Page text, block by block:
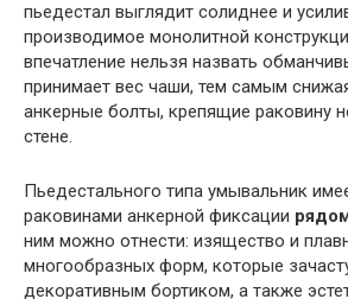
пьедестал выглядит солиднее и
производимое монолитной
впечатление нельзя назвать
принимает вес чаши, тем самым
анкерные болты, крепящие раковину
стене.
Пьедестального типа умывальник
раковинами анкерной фиксации
ним можно отнести: изящество и
многообразных форм, которые
декоративным бортиком, а также